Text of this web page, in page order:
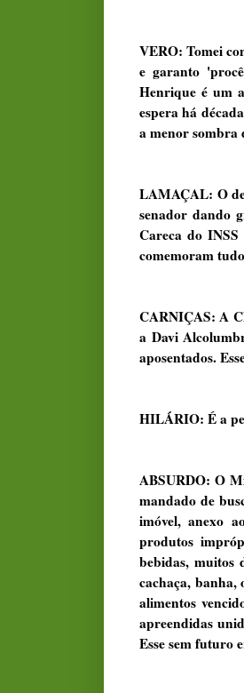
VERO: Tomei
e garanto
Henrique é um
espera há
a menor sombra
LAMAÇAL: O
senador dando
Careca do
comemoram
CARNIÇAS: A
a Davi
aposentados.
HILÁRIO: É a
ABSURDO: O
mandado de
imóvel, anexo
produtos
bebidas, muitos
cachaça, banha,
alimentos
apreendidas
Esse sem futuro